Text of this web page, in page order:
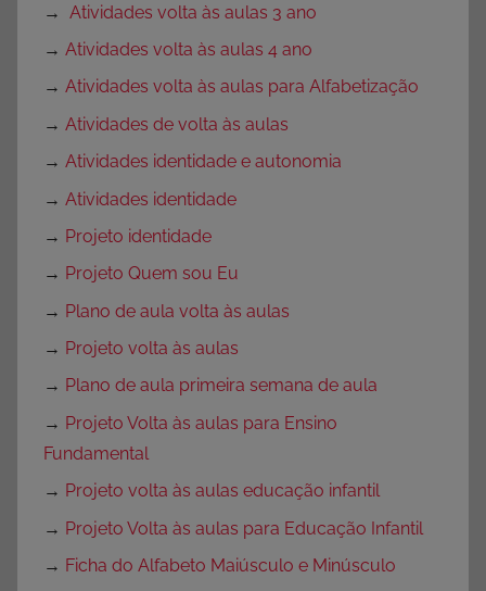
→ Atividades volta às aulas 3 ano
→ Atividades volta às aulas 4 ano
→ Atividades volta às aulas para Alfabetização
→ Atividades de volta às aulas
→ Atividades identidade e autonomia
→ Atividades identidade
→ Projeto identidade
→ Projeto Quem sou Eu
→ Plano de aula volta às aulas
→ Projeto volta às aulas
→ Plano de aula primeira semana de aula
→ Projeto Volta às aulas para Ensino
Fundamental
→ Projeto volta às aulas educação infantil
→ Projeto Volta às aulas para Educação Infantil
→ Ficha do Alfabeto Maiúsculo e Minúsculo